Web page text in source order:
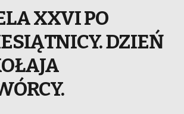
XXVI PO
DZIEŃ